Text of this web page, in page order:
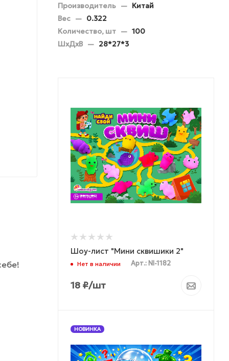
Производитель — Китай
Вес — 0.322
Количество, шт — 100
ШхДхВ — 28*27*3
Шоу-лист "Мини сквишики 2"
Нет в наличии Арт.: NI-1182
18 ₽/шт
НОВИНКА